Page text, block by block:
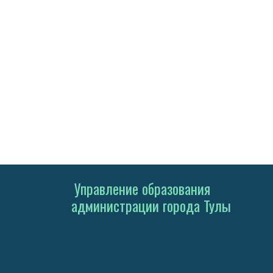
Управление образования
администрации города Тулы